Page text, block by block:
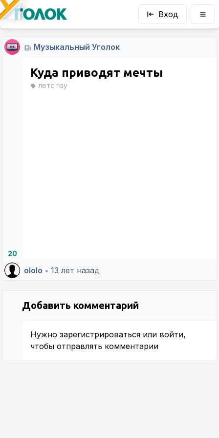
Вход
Музыкальный Уголок
20
Куда приводят мечты
летс гоу
ololo • 13 лет назад
Добавить комментарий
Нужно зарегистрироваться или войти,
чтобы отправлять комментарии